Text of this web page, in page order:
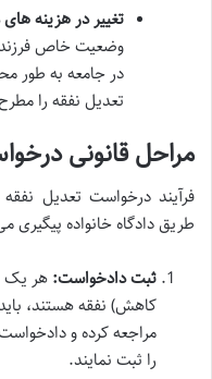
تغییر در هزینه
وضعیت خاص فرزند
در جامعه به طور
تعدیل نفقه را
مراحل قانونی
فرآیند درخواست تعدیل
طریق دادگاه خانواده پیگیری
ثبت دادخواست: هر یک
کاهش) نفقه هستند،
مراجعه کرده و
را ثبت نمایند.